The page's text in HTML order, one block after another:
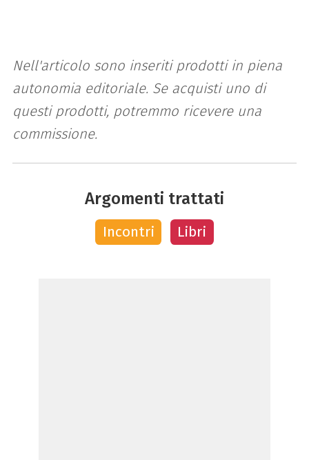
Nell'articolo sono inseriti prodotti in piena
autonomia editoriale. Se acquisti uno di
questi prodotti, potremmo ricevere una
commissione.
Argomenti trattati
Incontri Libri